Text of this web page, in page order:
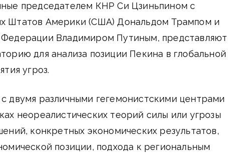
председателем КНР Си Цзиньпином с
Штатов Америки (США) Дональдом Трампом и
Владимиром Путиным, представляют
для анализа позиции Пекина в глобальной
угроз.
двумя различными гегемонистскими центрами
неореалистических теорий силы или угрозы
конкретных экономических результатов,
позиции, подхода к региональным